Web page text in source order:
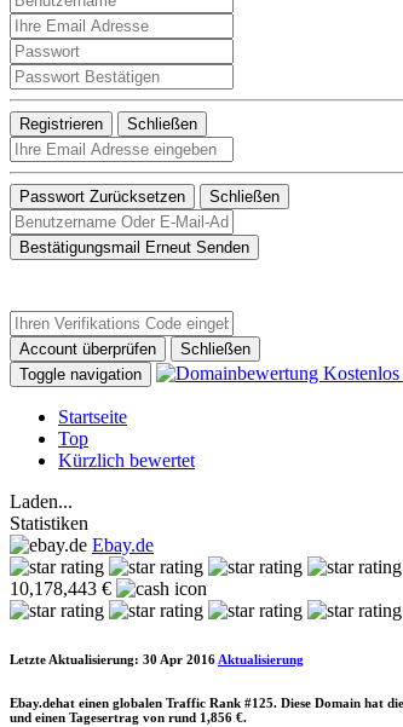
Registrieren Schließen
Passwort Zurücksetzen Schließen
Bestätigungsmail Erneut Senden
Account überprüfen
Schließen
Toggle navigation
Startseite
Top
Kürzlich bewertet
Laden...
Statistiken
Ebay.de
10,178,443 €
Letzte Aktualisierung: 30 Apr 2016 Aktualisierung
Ebay.dehat einen globalen Traffic Rank #125. Diese Domain hat
und einen Tagesertrag von rund 1,856 €.